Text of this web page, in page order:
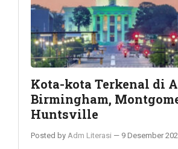
Kota-kota Terkenal di
Birmingham,
Huntsville
Posted by Adm Literasi — 9 Desember